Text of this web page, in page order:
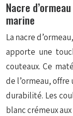
Nacre
marine
La nacre
apporte une
couteaux. Ce
de l’ormeau,
durabilité. Les
blanc crémeux